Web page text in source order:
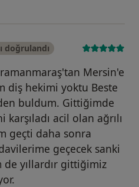
doğrulandı
Mersin'e
diş hekimi yoktu Beste
buldum. Gittiğimde
acil olan ağrılı
geçti daha sonra
geçecek sanki
yıllardır gittiğimiz